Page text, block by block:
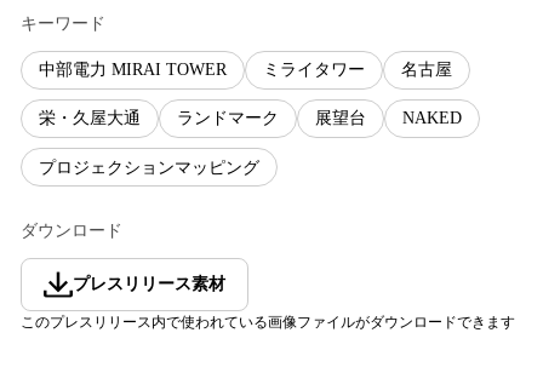
キーワード
中部電力 MIRAI TOWER ミライタワー 名古屋
栄・久屋大通 ランドマーク 展望台 NAKED
プロジェクションマッピング
ダウンロード
プレスリリース素材
このプレスリリース内で使われている画像ファイルがダウンロードできます